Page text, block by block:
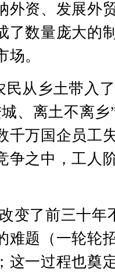
外资、发展外
了数量庞大的
。
民从乡土带入
、离土不离乡
千万国企员工
争之中，工人
变了前三十年
难题（一轮轮
这一过程也奠